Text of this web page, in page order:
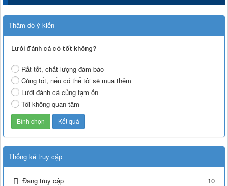
Thăm dò ý kiến
Lưới đánh cá có tốt không?
Rất tốt, chất lượng đảm bảo
Củng tốt, nếu có thể tôi sẽ mua thêm
Lưới đánh cá củng tạm ổn
Tôi không quan tâm
Thống kê truy cập
Đang truy cập
10